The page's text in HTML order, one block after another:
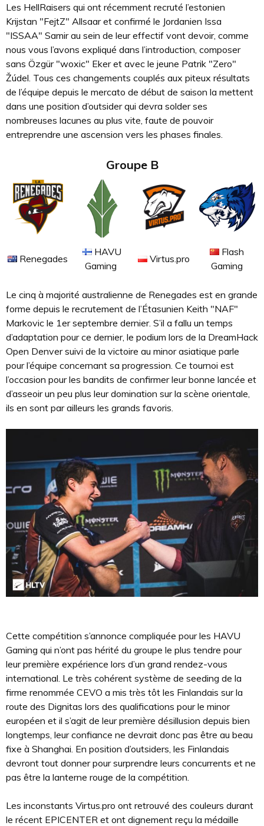
Les HellRaisers qui ont récemment recruté l’estonien
Krijstan "FejtZ" Allsaar et confirmé le Jordanien Issa
"ISSAA" Samir au sein de leur effectif vont devoir, comme
nous vous l’avons expliqué dans l’introduction, composer
sans Özgür "woxic" Eker et avec le jeune Patrik "Zero"
Žúdel. Tous ces changements couplés aux piteux résultats
de l’équipe depuis le mercato de début de saison la mettent
dans une position d’outsider qui devra solder ses
nombreuses lacunes au plus vite, faute de pouvoir
entreprendre une ascension vers les phases finales.
Groupe B
Renegades
HAVU
Gaming
Virtus.pro
Flash
Gaming
Le cinq à majorité australienne de Renegades est en grande
forme depuis le recrutement de l’Étasunien Keith "NAF"
Markovic le 1er septembre dernier. S’il a fallu un temps
d’adaptation pour ce dernier, le podium lors de la DreamHack
Open Denver suivi de la victoire au minor asiatique parle
pour l’équipe concernant sa progression. Ce tournoi est
l’occasion pour les bandits de confirmer leur bonne lancée et
d’asseoir un peu plus leur domination sur la scène orientale,
ils en sont par ailleurs les grands favoris.
Cette compétition s’annonce compliquée pour les HAVU
Gaming qui n’ont pas hérité du groupe le plus tendre pour
leur première expérience lors d’un grand rendez-vous
international. Le très cohérent système de seeding de la
firme renommée CEVO a mis très tôt les Finlandais sur la
route des Dignitas lors des qualifications pour le minor
européen et il s’agit de leur première désillusion depuis bien
longtemps, leur confiance ne devrait donc pas être au beau
fixe à Shanghai. En position d’outsiders, les Finlandais
devront tout donner pour surprendre leurs concurrents et ne
pas être la lanterne rouge de la compétition.
Les inconstants Virtus.pro ont retrouvé des couleurs durant
le récent EPICENTER et ont dignement reçu la médaille